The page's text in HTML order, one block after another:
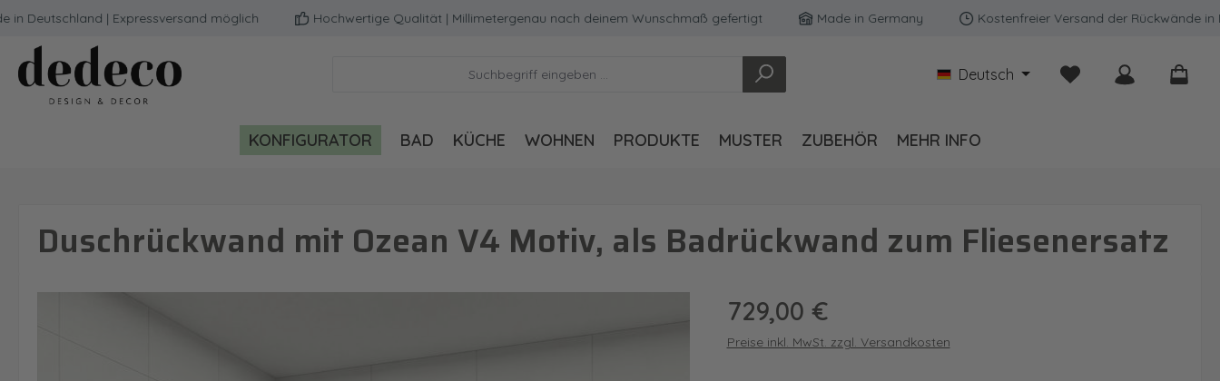
Hauptinhalt springen
Zur Suche springen
Zur Hauptnavigation springen
| Expressversand möglich Hochwertige Qualität | Millimetergenau nach deinem Wunschmaß gefertigt Made in Germany Kostenfreier Versand der Rückwände in
Deutsch Du hast 0 Produkte
KONFIGURATOR BAD KÜCHE WOHNEN PRODUKTE MUSTER ZUBEHÖR MEHR INFO
Duschrückwand mit Ozean V4 Motiv, als Badrückwand zum Fliesenersatz
Regulärer Preis:
729,00 €
Preise inkl. MwSt. zzgl. Versandkosten